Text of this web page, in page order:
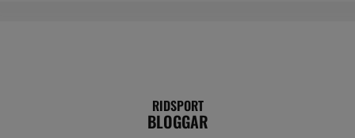
RIDSPORT
BLOGGAR